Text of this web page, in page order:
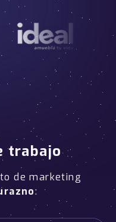
trabajo
de marketing
: